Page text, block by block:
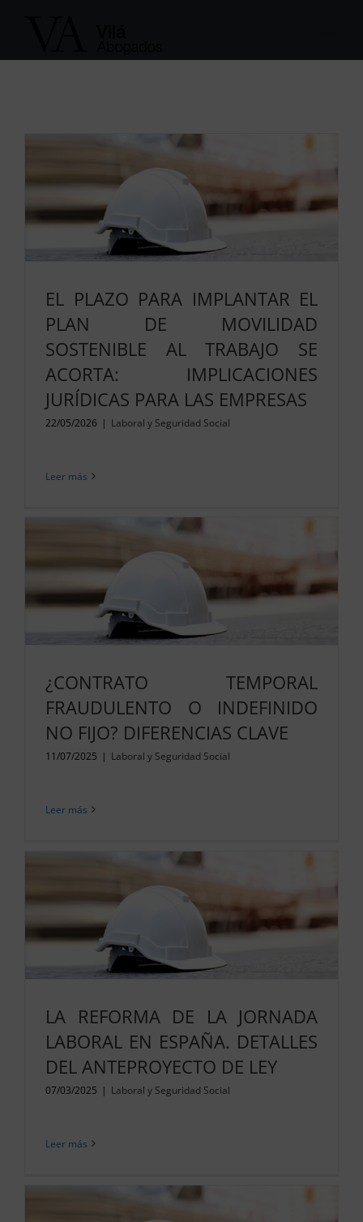
contenido
EL PLAZO PARA IMPLANTAR EL
PLAN DE MOVILIDAD
SOSTENIBLE AL TRABAJO SE
ACORTA: IMPLICACIONES
JURÍDICAS PARA LAS EMPRESAS
22/05/2026 | Laboral y Seguridad Social
Leer más
¿CONTRATO TEMPORAL
FRAUDULENTO O INDEFINIDO
NO FIJO? DIFERENCIAS CLAVE
11/07/2025 | Laboral y Seguridad Social
Leer más
LA REFORMA DE LA JORNADA
LABORAL EN ESPAÑA. DETALLES
DEL ANTEPROYECTO DE LEY
07/03/2025 | Laboral y Seguridad Social
Leer más